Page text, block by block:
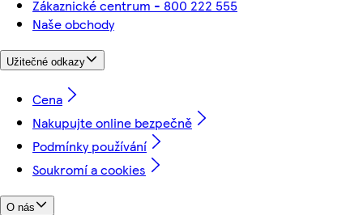
Zákaznické centrum - 800 222 555
Naše obchody
Užitečné odkazy
Cena
Nakupujte online bezpečně
Podmínky používání
Soukromí a cookies
O nás